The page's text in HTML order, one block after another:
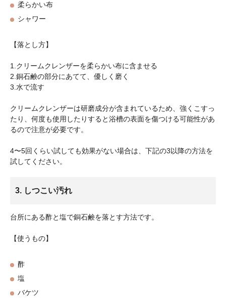
柔らかい布
シャワー
【落とし方】
1.クリームクレンザーを柔らかい布に含ませる
2.銅石鹸の部分にあてて、優しく磨く
3.水で流す
クリームクレンザーは研磨成分が含まれているため、強くこすっ
たり、何度も使用したりすると浴槽の表面を傷つける可能性があ
るので注意が必要です。
4〜5回くらい試しても効果がない場合は、下記の3以降の方法を
試してください。
3. しつこい汚れ
台所にある酢と塩で銅石鹸を落とす方法です。
【使うもの】
酢
塩
バケツ